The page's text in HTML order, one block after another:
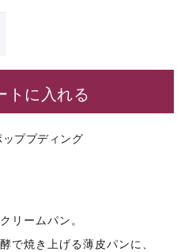
トに入れる
ッププディング
リームパン。
で焼き上げる薄皮パンに、